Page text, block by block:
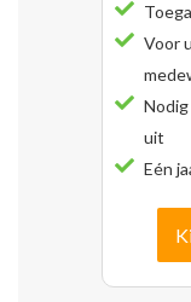
Voor
Nodig
uit
Eén